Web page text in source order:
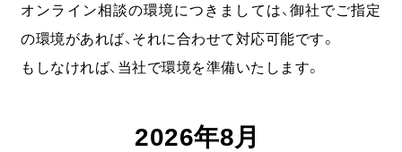
コンサルティング
ニュース
オンライン相談の環境につきましては、御社でご指定
の環境があれば、それに合わせて対応可能です。
もしなければ、当社で環境を準備いたします。
2026年8月